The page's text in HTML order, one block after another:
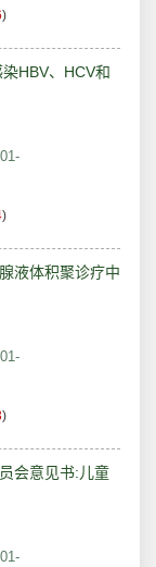
)
HBV、HCV和
)
液体积聚诊疗中
)
会意见书:儿童